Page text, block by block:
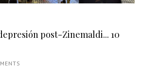
post-Zinemaldi... 10